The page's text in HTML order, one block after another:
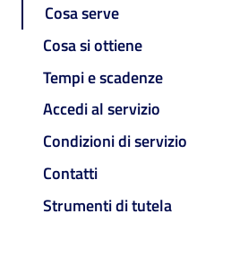
Cosa serve
Cosa si ottiene
Tempi e scadenze
Accedi al servizio
Condizioni di servizio
Contatti
Strumenti di tutela